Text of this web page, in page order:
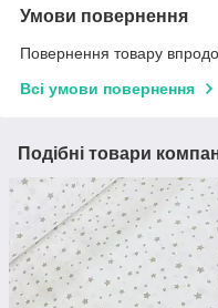
Умови повернення
Повернення товару
Всі умови повернення
Подібні товари